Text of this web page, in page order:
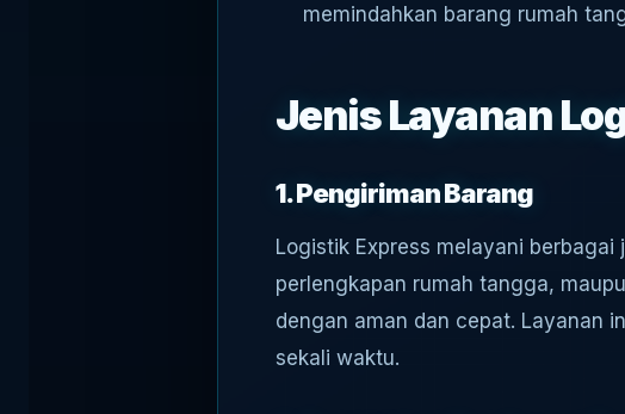
memindahkan barang rumah
Jenis Layanan
1. Pengiriman Barang
Logistik Express melayani
perlengkapan rumah tangga,
dengan aman dan cepat. Layanan
sekali waktu.